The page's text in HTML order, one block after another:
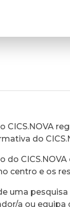
do
do
centro e os
uma
a ou equipa